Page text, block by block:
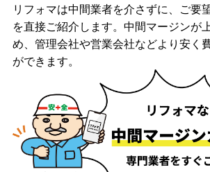
リフォマは中間業者を介さずに、ご要
を直接ご紹介します。中間マージンが
め、管理会社や営業会社などより安く
ができます。